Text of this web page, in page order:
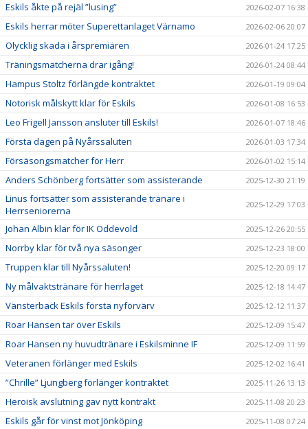
Eskils åkte på rejäl ”lusing” 2026-02-07 16:38
Eskils herrar möter Superettanlaget Värnamo 2026-02-06 20:07
Olycklig skada i årspremiären 2026-01-24 17:25
Träningsmatcherna drar igång! 2026-01-24 08:44
Hampus Stoltz förlängde kontraktet 2026-01-19 09:04
Notorisk målskytt klar för Eskils 2026-01-08 16:53
Leo Frigell Jansson ansluter till Eskils! 2026-01-07 18:46
Första dagen på Nyårssaluten 2026-01-03 17:34
Försäsongsmatcher för Herr 2026-01-02 15:14
Anders Schönberg fortsätter som assisterande 2025-12-30 21:19
Linus fortsätter som assisterande tränare i
Herrseniorerna
2025-12-29 17:03
Johan Albin klar för IK Oddevold 2025-12-26 20:55
Norrby klar för två nya säsonger 2025-12-23 18:00
Truppen klar till Nyårssaluten! 2025-12-20 09:17
Ny målvaktstränare för herrlaget 2025-12-18 14:47
Vänsterback Eskils första nyförvärv 2025-12-12 11:37
Roar Hansen tar över Eskils 2025-12-09 15:47
Roar Hansen ny huvudtränare i Eskilsminne IF 2025-12-09 11:59
Veteranen förlänger med Eskils 2025-12-02 16:41
”Chrille” Ljungberg förlänger kontraktet 2025-11-26 13:13
Heroisk avslutning gav nytt kontrakt 2025-11-08 20:23
Eskils går för vinst mot Jönköping 2025-11-08 07:24